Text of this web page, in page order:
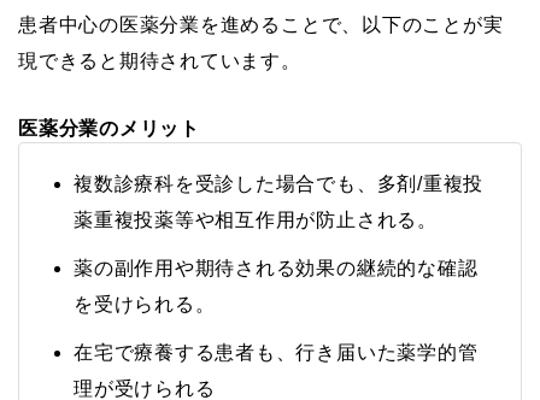
患者中心の医薬分業を進めることで、以下のことが実
現できると期待されています。
医薬分業のメリット
複数診療科を受診した場合でも、多剤/重複投
薬重複投薬等や相互作用が防止される。
薬の副作用や期待される効果の継続的な確認
を受けられる。
在宅で療養する患者も、行き届いた薬学的管
理が受けられる